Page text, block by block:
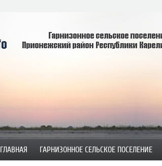
ГЛАВНАЯ ГАРНИЗОННОЕ СЕЛЬСКОЕ ПОСЕЛЕНИЕ